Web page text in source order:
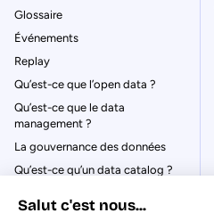
Glossaire
Événements
Replay
Qu’est-ce que l’open data ?
Qu’est-ce que le data
management ?
La gouvernance des données
Qu’est-ce qu’un data catalog ?
Salut c'est nous...